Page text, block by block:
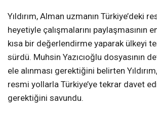
Yıldırım, Alman uzmanın Türkiye’deki
heyetiyle çalışmalarını paylaşmasının
kısa bir değerlendirme yaparak ülkeyi
sürdü. Muhsin Yazıcıoğlu dosyasının
ele alınması gerektiğini belirten
resmi yollarla Türkiye’ye tekrar davet
gerektiğini savundu.